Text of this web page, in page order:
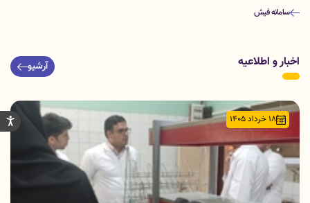
سامانه فیش
اخبار و اطلاعیه آرشیو
18 خرداد 1405